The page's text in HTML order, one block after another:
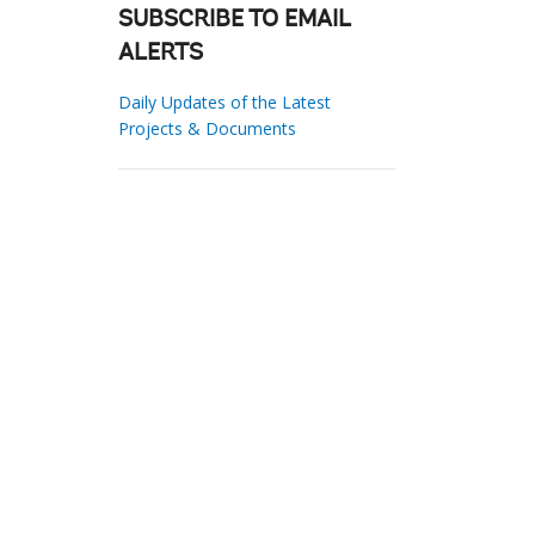
SUBSCRIBE TO EMAIL
ALERTS
Daily Updates of the Latest
Projects & Documents